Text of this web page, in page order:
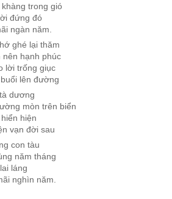
trong gió
đứng đó
ngàn năm.
ghé lại thăm
hạnh phúc
lời trống giục
lên đường
dương
mòn trên biển
hiện
vạn đời sau
con tàu
năm tháng
láng
nghìn năm.